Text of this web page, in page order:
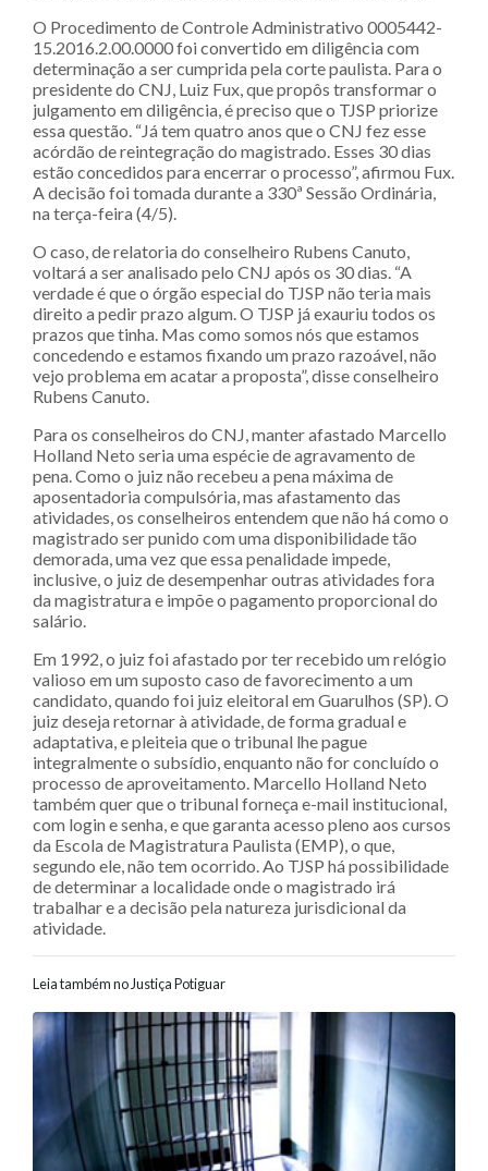
O Procedimento de Controle Administrativo 0005442-
15.2016.2.00.0000 foi convertido em diligência com
determinação a ser cumprida pela corte paulista. Para o
presidente do CNJ, Luiz Fux, que propôs transformar o
julgamento em diligência, é preciso que o TJSP priorize
essa questão. “Já tem quatro anos que o CNJ fez esse
acórdão de reintegração do magistrado. Esses 30 dias
estão concedidos para encerrar o processo”, afirmou Fux.
A decisão foi tomada durante a 330ª Sessão Ordinária,
na terça-feira (4/5).
O caso, de relatoria do conselheiro Rubens Canuto,
voltará a ser analisado pelo CNJ após os 30 dias. “A
verdade é que o órgão especial do TJSP não teria mais
direito a pedir prazo algum. O TJSP já exauriu todos os
prazos que tinha. Mas como somos nós que estamos
concedendo e estamos fixando um prazo razoável, não
vejo problema em acatar a proposta”, disse conselheiro
Rubens Canuto.
Para os conselheiros do CNJ, manter afastado Marcello
Holland Neto seria uma espécie de agravamento de
pena. Como o juiz não recebeu a pena máxima de
aposentadoria compulsória, mas afastamento das
atividades, os conselheiros entendem que não há como o
magistrado ser punido com uma disponibilidade tão
demorada, uma vez que essa penalidade impede,
inclusive, o juiz de desempenhar outras atividades fora
da magistratura e impõe o pagamento proporcional do
salário.
Em 1992, o juiz foi afastado por ter recebido um relógio
valioso em um suposto caso de favorecimento a um
candidato, quando foi juiz eleitoral em Guarulhos (SP). O
juiz deseja retornar à atividade, de forma gradual e
adaptativa, e pleiteia que o tribunal lhe pague
integralmente o subsídio, enquanto não for concluído o
processo de aproveitamento. Marcello Holland Neto
também quer que o tribunal forneça e-mail institucional,
com login e senha, e que garanta acesso pleno aos cursos
da Escola de Magistratura Paulista (EMP), o que,
segundo ele, não tem ocorrido. Ao TJSP há possibilidade
de determinar a localidade onde o magistrado irá
trabalhar e a decisão pela natureza jurisdicional da
atividade.
Leia também no Justiça Potiguar
Navegação entre posts